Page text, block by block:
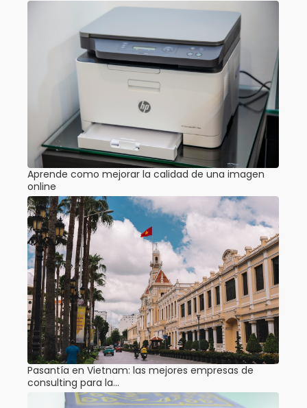
Aprende como mejorar la calidad de una imagen
online
Pasantía en Vietnam: las mejores empresas de
consulting para la…